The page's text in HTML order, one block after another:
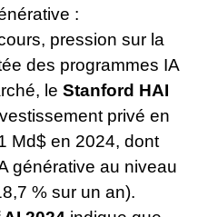
:
pression sur la
des programmes IA
le Stanford HAI
privé en
Md$ en 2024, dont
générative au niveau
% sur un an).